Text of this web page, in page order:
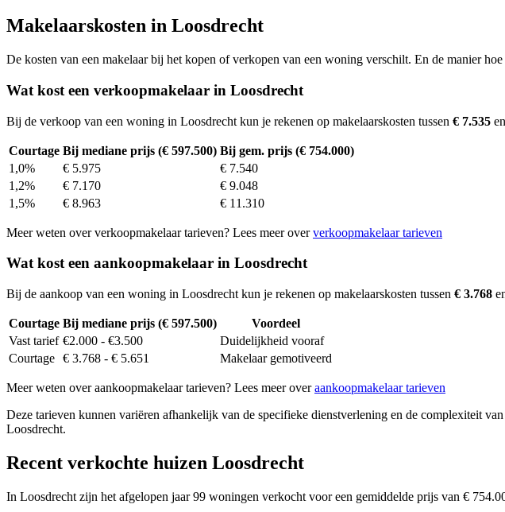
Makelaarskosten in Loosdrecht
De kosten van een makelaar bij het kopen of verkopen van een woning verschilt. En de manier
Wat kost een verkoopmakelaar in Loosdrecht
Bij de verkoop van een woning in Loosdrecht kun je rekenen op makelaarskosten tussen € 7.535 en
Courtage Bij mediane prijs (€ 597.500) Bij gem. prijs (€ 754.000)
1,0%
€ 5.975
€ 7.540
1,2%
€ 7.170
€ 9.048
1,5%
€ 8.963 € 11.310
Meer weten over verkoopmakelaar tarieven? Lees meer oververkoopmakelaar tarieven
Wat kost een aankoopmakelaar in Loosdrecht
Bij de aankoop van een woning in Loosdrecht kun je rekenen op makelaarskosten tussen € 3.768
Courtage Bij mediane prijs (€ 597.500)
Voordeel
Vast tarief €2.000 - €3.500
Duidelijkheid vooraf
Courtage € 3.768 - € 5.651 Makelaar gemotiveerd
Meer weten over aankoopmakelaar tarieven? Lees meer overaankoopmakelaar tarieven
Deze tarieven kunnen variëren afhankelijk van de specifieke dienstverlening en de complexiteit
Loosdrecht.
Recent verkochte huizen Loosdrecht
In Loosdrecht zijn het afgelopen jaar 99 woningen verkocht voor een gemiddelde prijs van €